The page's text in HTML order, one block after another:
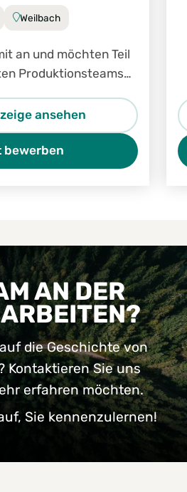
Weilbach
an und möchten Teil
Produktionsteams
ansehen
bewerben
AN DER
die Geschichte von
Kontaktieren Sie uns
erfahren möchten.
Sie kennenzulernen!